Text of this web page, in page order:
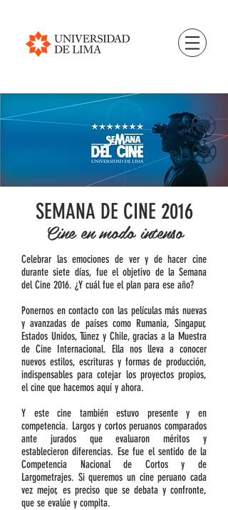
SEMANA DE CINE 2016
Cine en modo intenso
Celebrar las emociones de ver y de hacer cine
durante siete días, fue el objetivo de la Semana
del Cine 2016. ¿Y cuál fue el plan para ese año?
Ponernos en contacto con las películas más nuevas
y avanzadas de países como Rumania, Singapur,
Estados Unidos, Túnez y Chile, gracias a la Muestra
de Cine Internacional. Ella nos lleva a conocer
nuevos estilos, escrituras y formas de producción,
indispensables para cotejar los proyectos propios,
el cine que hacemos aquí y ahora.
Y este cine también estuvo presente y en
competencia. Largos y cortos peruanos comparados
ante jurados que evaluaron méritos y
establecieron diferencias. Ese fue el sentido de la
Competencia Nacional de Cortos y de
Largometrajes. Si queremos un cine peruano cada
vez mejor, es preciso que se debata y confronte,
que se evalúe y compita.